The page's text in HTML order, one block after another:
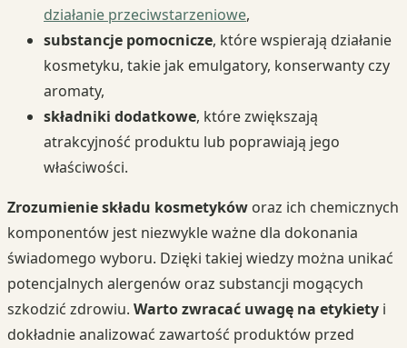
działanie przeciwstarzeniowe,
substancje pomocnicze, które wspierają działanie
kosmetyku, takie jak emulgatory, konserwanty czy
aromaty,
składniki dodatkowe, które zwiększają
atrakcyjność produktu lub poprawiają jego
właściwości.
Zrozumienie składu kosmetyków oraz ich chemicznych
komponentów jest niezwykle ważne dla dokonania
świadomego wyboru. Dzięki takiej wiedzy można unikać
potencjalnych alergenów oraz substancji mogących
szkodzić zdrowiu. Warto zwracać uwagę na etykiety i
dokładnie analizować zawartość produktów przed